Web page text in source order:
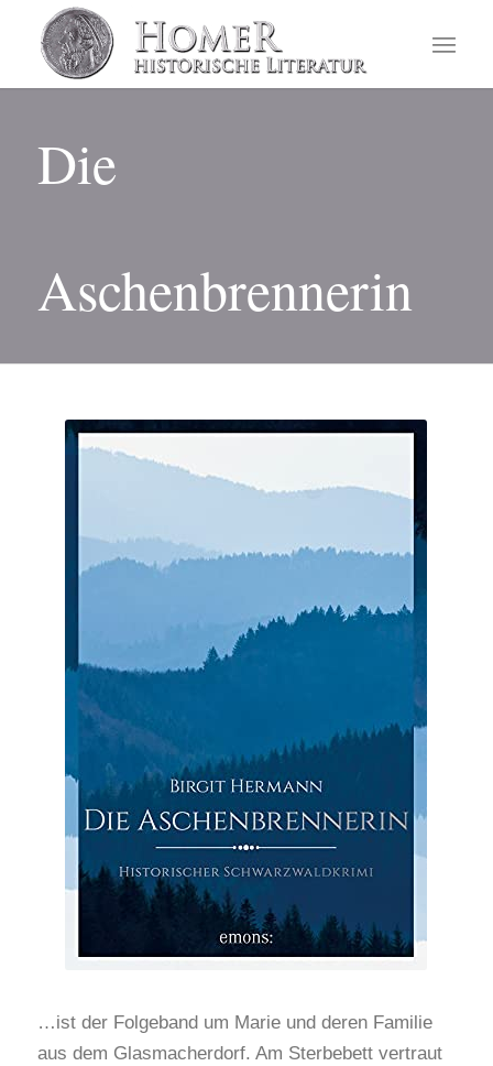
Die
Aschenbrennerin
…ist der Folgeband um Marie und deren Familie
aus dem Glasmacherdorf. Am Sterbebett vertraut